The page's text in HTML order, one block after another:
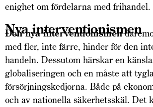
enighet om fördelarna med frihandel.
Nya interventionismen
Den nya interventionismen
med fler, inte färre, hinder för den
handeln. Dessutom härskar en
globaliseringen och en måste att
försörjningskedjorna. Både på
och av nationella säkerhetsskäl. Det